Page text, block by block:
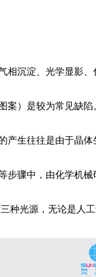
沉淀、光学显影
）是较为常见缺
生往往是由于晶
骤中，由化学机
种光源，无论是人